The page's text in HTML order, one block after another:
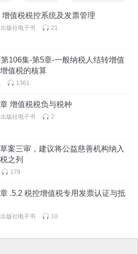
值税税控系统及发票管理
版社电子书 21
106集-第5章-一般纳税人结转增值
值税的核算
1361
增值税税负与税种
版社电子书 2
案三审，建议将公益慈善机构纳入
之列
179
.5.2 税控增值税专用发票认证与抵
版社电子书 10